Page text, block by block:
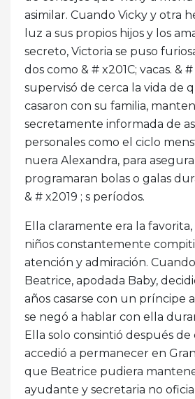
asimilar. Cuando Vicky y otra
luz a sus propios hijos y los
secreto, Victoria se puso
dos como & # x201C; vacas. &
supervisó de cerca la vida de
casaron con su familia,
secretamente informada de
personales como el ciclo
nuera Alexandra, para
programaran bolas o galas
& # x2019 ; s períodos.
Ella claramente era la
niños constantemente
atención y admiración.
Beatrice, apodada Baby,
años casarse con un príncipe
se negó a hablar con ella
Ella solo consintió después
accedió a permanecer en
que Beatrice pudiera
ayudante y secretaria no